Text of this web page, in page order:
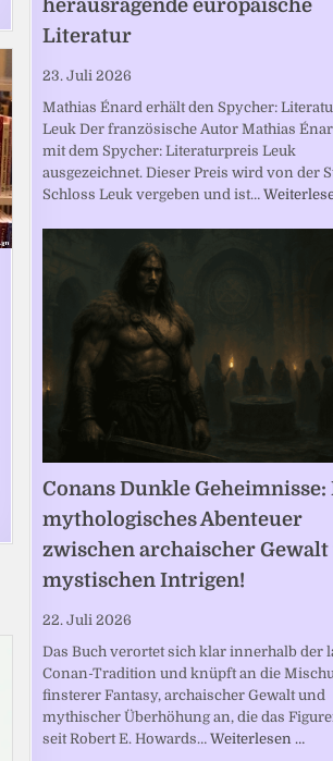
herausragende europäische
Literatur
23. Juli 2026
Mathias Énard erhält den Spycher:
Leuk Der französische Autor Mathias
mit dem Spycher: Literaturpreis Leuk
ausgezeichnet. Dieser Preis wird von der
Schloss Leuk vergeben und ist…
Conans Dunkle Geheimnisse:
mythologisches Abenteuer
zwischen archaischer Gewalt
mystischen Intrigen!
22. Juli 2026
Das Buch verortet sich klar innerhalb der
Conan-Tradition und knüpft an die
finsterer Fantasy, archaischer Gewalt und
mythischer Überhöhung an, die das
seit Robert E. Howards… Weiterlesen …